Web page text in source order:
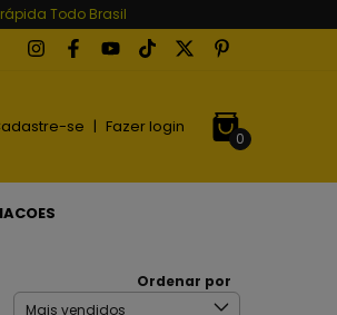
Todo Brasil
se | Fazer login
0
Ordenar por